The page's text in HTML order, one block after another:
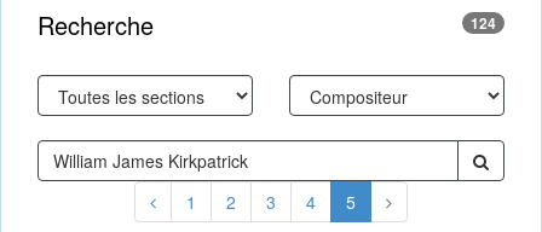
Recherche 124
1 2 3 4 5